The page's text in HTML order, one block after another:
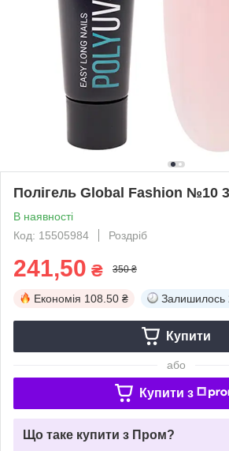
Полігель Global Fashion №10
В наявності
Код: 15505984
Роздріб
241,50 ₴ 350 ₴
Економія 108.50 ₴ Залишилось
Купити
або
Купити з
Що таке купити з Пром?